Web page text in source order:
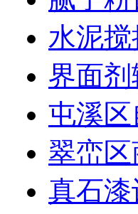
水泥
界面
屯溪
翠峦
真石